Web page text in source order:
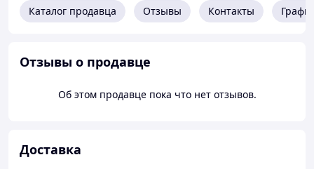
Состав:Aqua, Butylene Glycol, Snail Mucin, Dimethicone
Dimethicone, Cetearyl Glucoside, Glyceryl Stearate, Silybum
Marianum, Rehmannia Glutinosa, Tocopheryl Acetate, Alpha
Methyl Parahydroxybenzoate, Propylparaben, Phenoxyethanol,
Каталог продавца Отзывы Контакты
Отзывы о продавце
Об этом продавце пока что нет отзывов.
Доставка